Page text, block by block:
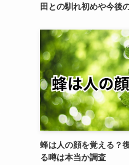
田との馴れ初めや今後
蜂は人の顔を覚える？
る噂は本当か調査